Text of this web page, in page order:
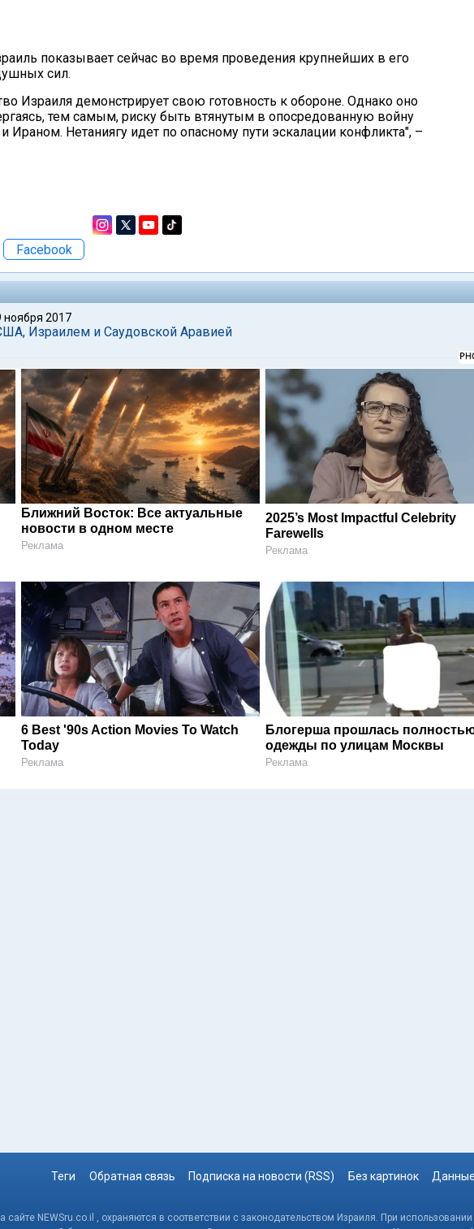
показывает сейчас во время проведения крупнейших в его
сил.
Израиля демонстрирует свою готовность к обороне. Однако оно
тем самым, риску быть втянутым в опосредованную войну
Нетаниягу идет по опасному пути эскалации конфликта", –
Facebook
ноября 2017
Израилем и Саудовской Аравией
Ближний Восток: Все актуальные
новости в одном месте
Реклама
2025’s Most Impactful Celebrity
Farewells
Реклама
6 Best '90s Action Movies To Watch
Today
Реклама
Блогерша прошлась
одежды по улицам Москвы
Реклама
Теги Обратная связь Подписка на новости (RSS) Без картинок
NEWSru.co.il , охраняются в соответствии с законодательством Израиля. При